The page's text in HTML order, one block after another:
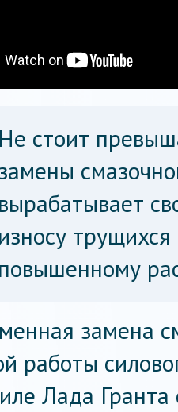
Не стоит
вырабатывает
износу трущихся
повышенному
замена
работы
Лада